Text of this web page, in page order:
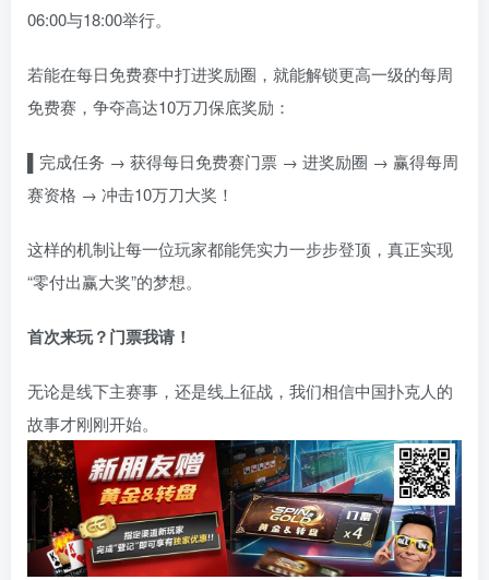
06:00与18:00举行。
若能在每日免费赛中打进奖励圈，就能解锁更高一级的每周
免费赛，争夺高达10万刀保底奖励：
完成任务 → 获得每日免费赛门票 → 进奖励圈 → 赢得每周
赛资格 → 冲击10万刀大奖！
这样的机制让每一位玩家都能凭实力一步步登顶，真正实现
“零付出赢大奖”的梦想。
首次来玩？门票我请！
无论是线下主赛事，还是线上征战，我们相信中国扑克人的
故事才刚刚开始。